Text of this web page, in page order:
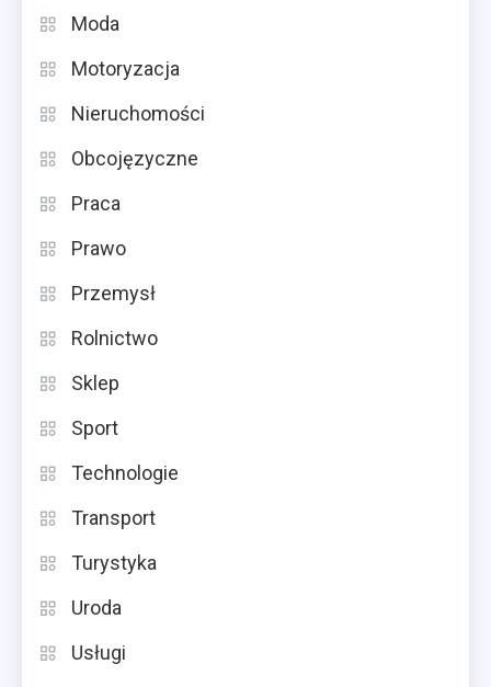
Moda
Motoryzacja
Nieruchomości
Obcojęzyczne
Praca
Prawo
Przemysł
Rolnictwo
Sklep
Sport
Technologie
Transport
Turystyka
Uroda
Usługi